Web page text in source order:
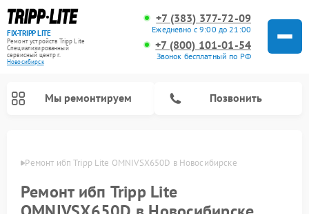
FIX-TRIPP LITE
Ремонт устройств Tripp Lite
Специализированный
cервисный центр г.
Новосибирск
+7 (383) 377-72-09
Ежедневно с 9:00 до 21:00
+7 (800) 101-01-54
Звонок бесплатный по РФ
Мы ремонтируем Позвонить
Ремонт ибп Tripp Lite OMNIVSX650D в Новосибирске
Ремонт ибп Tripp Lite